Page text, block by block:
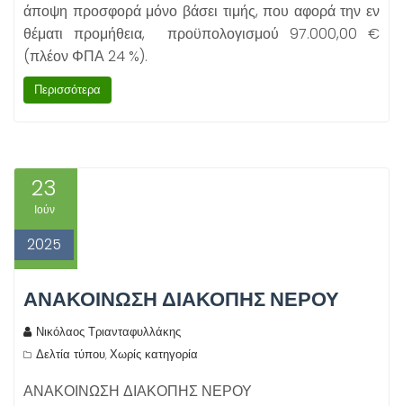
άποψη προσφορά μόνο βάσει τιμής, που αφορά την εν
θέματι προμήθεια, προϋπολογισμού 97.000,00 €
(πλέον ΦΠΑ 24 %).
Περισσότερα
23
Ιούν
2025
ΑΝΑΚΟΙΝΩΣΗ ΔΙΑΚΟΠΗΣ ΝΕΡΟΥ
Νικόλαος Τριανταφυλλάκης
Δελτία τύπου, Χωρίς κατηγορία
ΑΝΑΚΟΙΝΩΣΗ ΔΙΑΚΟΠΗΣ ΝΕΡΟΥ